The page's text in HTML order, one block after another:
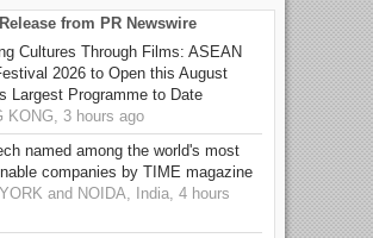
from PR Newswire
Cultures Through Films: ASEAN
2026 to Open this August
Largest Programme to Date
KONG, 3 hours ago
named among the world's most
companies by TIME magazine
and NOIDA, India, 4 hours